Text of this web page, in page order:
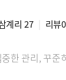
계리 27 리뷰0
한 관리, 꾸